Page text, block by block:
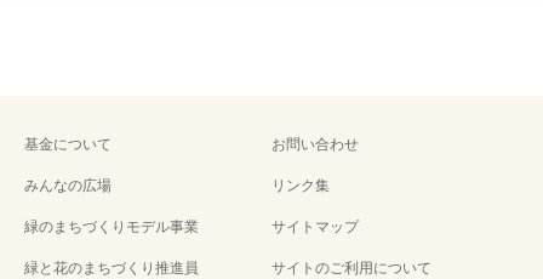
基金について
みんなの広場
緑のまちづくりモデル事業
緑と花のまちづくり推進員
お問い合わせ
リンク集
サイトマップ
サイトのご利用について